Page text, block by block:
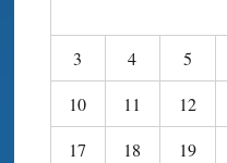
3
4 5
10
11 12
17
18 19